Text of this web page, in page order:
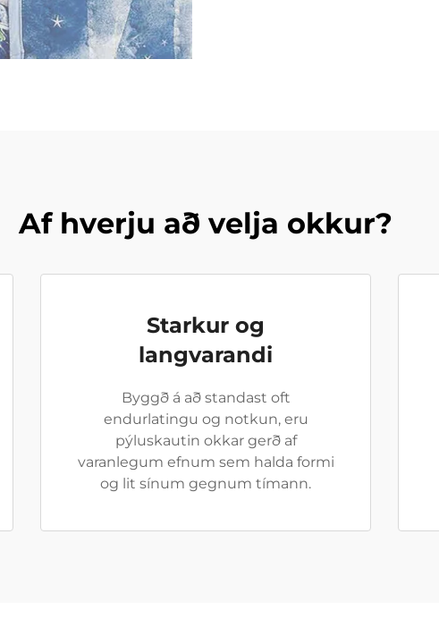
Af hverju að velja okkur?
Starkur og
langvarandi
Byggð á að standast oft
endurlatingu og notkun, eru
pýluskautin okkar gerð af
varanlegum efnum sem halda formi
og lit sínum gegnum tímann.